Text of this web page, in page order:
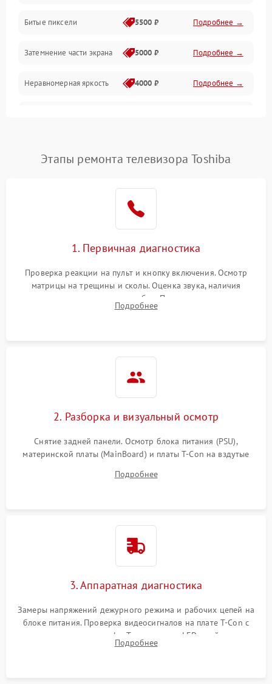
Механические повреждения
Программное обеспечение
Сеть и подключения
Битые пиксели 5500 ₽ Подробнее →
Затемнение части экрана 5000 ₽ Подробнее →
Неравномерная яркость 4000 ₽ Подробнее →
Этапы ремонта телевизора Toshiba
1. Первичная диагностика
Проверка реакции на пульт и кнопку включения. Осмотр
матрицы на трещины и сколы. Оценка звука, наличия
подсветки и индикаторов ошибок. Подключение тестовых
источников сигнала для выявления симптомов поломки.
Подробнее
2. Разборка и визуальный осмотр
Снятие задней панели. Осмотр блока питания (PSU),
материнской платы (MainBoard) и платы T-Con на вздутые
Проверка надежности фиксации и целостности шлейфов.
Подробнее
3. Аппаратная диагностика
Замеры напряжений дежурного режима и рабочих цепей на
блоке питания. Проверка видеосигналов на плате T-Con с
помощью осциллографа. Тестирование LED-драйвера и
светодиодных планок подсветки мультиметром.
Подробнее